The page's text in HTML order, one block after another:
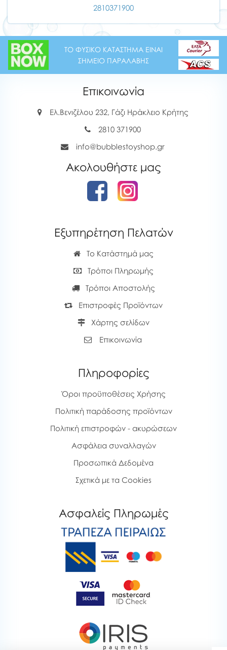
2810371900
ΤΟ ΦΥΣΙΚΟ ΚΑΤΑΣΤΗΜΑ ΕΙΝΑΙ
ΣΗΜΕΙΟ ΠΑΡΑΛΑΒΗΣ
Επικοινωνία
Ελ.Βενιζέλου 232, Γάζι Ηράκλειο Κρήτης
2810 371900
info@bubblestoyshop.gr
Ακολουθήστε μας
Εξυπηρέτηση Πελατών
Το Κατάστημά μας
Τρόποι Πληρωμής
Τρόποι Αποστολής
Επιστροφές Προϊόντων
Χάρτης σελίδων
Επικοινωνία
Πληροφορίες
Όροι προϋποθέσεις Χρήσης
Πολιτική παράδοσης προϊόντων
Πολιτική επιστροφών - ακυρώσεων
Ασφάλεια συναλλαγών
Προσωπικά Δεδομένα
Σχετικά με τα Cookies
Ασφαλείς Πληρωμές